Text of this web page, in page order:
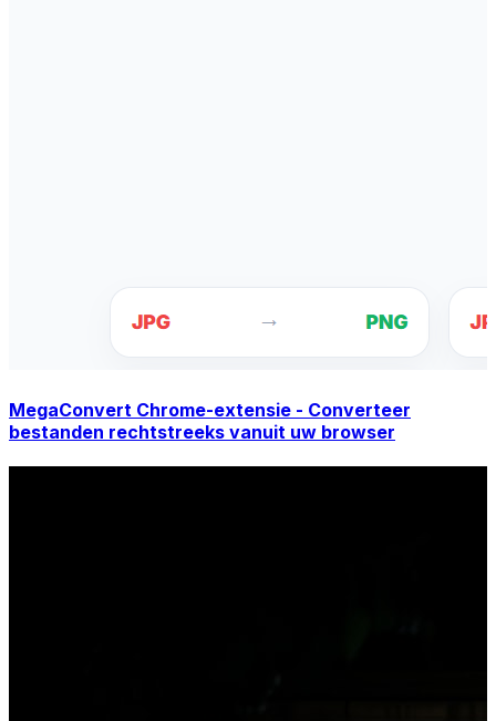
MegaConvert Chrome-extensie - Converteer
bestanden rechtstreeks vanuit uw browser